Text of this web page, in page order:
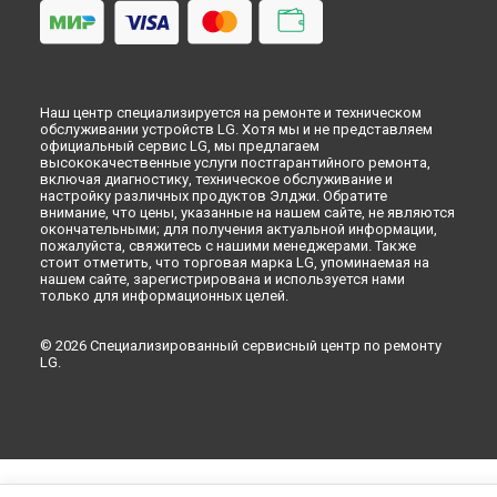
Наш центр специализируется на ремонте и техническом
обслуживании устройств LG. Хотя мы и не представляем
официальный сервис LG, мы предлагаем
высококачественные услуги постгарантийного ремонта,
включая диагностику, техническое обслуживание и
настройку различных продуктов Элджи. Обратите
внимание, что цены, указанные на нашем сайте, не являются
окончательными; для получения актуальной информации,
пожалуйста, свяжитесь с нашими менеджерами. Также
стоит отметить, что торговая марка LG, упоминаемая на
нашем сайте, зарегистрирована и используется нами
только для информационных целей.
© 2026 Специализированный сервисный центр по ремонту
LG.